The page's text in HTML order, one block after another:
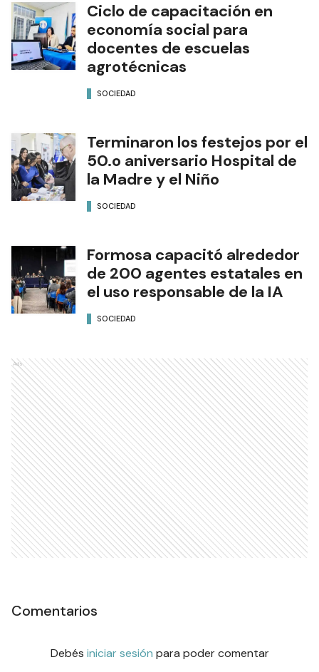
Ciclo de capacitación en
economía social para
docentes de escuelas
agrotécnicas
SOCIEDAD
Terminaron los festejos por el
50.o aniversario Hospital de
la Madre y el Niño
SOCIEDAD
Formosa capacitó alrededor
de 200 agentes estatales en
el uso responsable de la IA
SOCIEDAD
Ads
Comentarios
Debés iniciar sesión para poder comentar